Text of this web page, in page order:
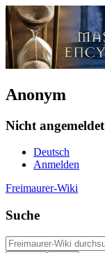
Anonym
Nicht angemeldet
Deutsch
Anmelden
Freimaurer-Wiki
Suche